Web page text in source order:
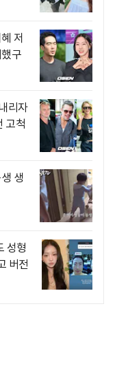
저
구
리자
고척
생
성형
버전